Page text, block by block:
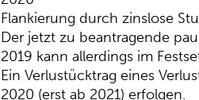
Flankierung durch zinslose
Der jetzt zu beantragende
2019 kann allerdings im
Ein Verlustücktrag eines
2020 (erst ab 2021) erfolgen.